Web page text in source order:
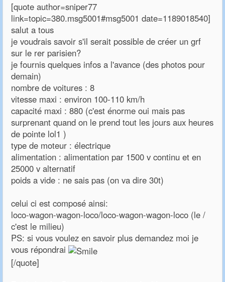
[quote author=sniper77
link=topic=380.msg5001#msg5001 date=1189018540]
salut a tous
je voudrais savoir s'il serait possible de créer un grf
sur le rer parisien?
je fournis quelques infos a l'avance (des photos pour
demain)
nombre de voitures : 8
vitesse maxi : environ 100-110 km/h
capacité maxi : 880 (c'est énorme oui mais pas
surprenant quand on le prend tout les jours aux heures
de pointe lol1 )
type de moteur : électrique
alimentation : alimentation par 1500 v continu et en
25000 v alternatif
poids a vide : ne sais pas (on va dire 30t)
celui ci est composé ainsi:
loco-wagon-wagon-loco/loco-wagon-wagon-loco (le /
c'est le milieu)
PS: si vous voulez en savoir plus demandez moi je
vous répondrai
[/quote]